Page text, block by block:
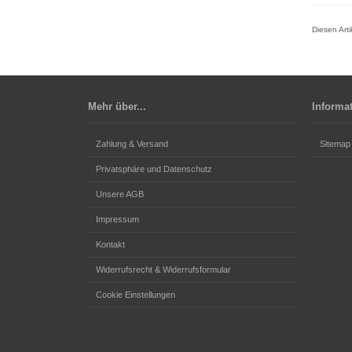
Diesen
Mehr über...
Zahlung & Versand
Privatsphäre und Datenschutz
Unsere AGB
Impressum
Kontakt
Widerrufsrecht & Widerrufsformular
Cookie Einstellungen
Sitemap